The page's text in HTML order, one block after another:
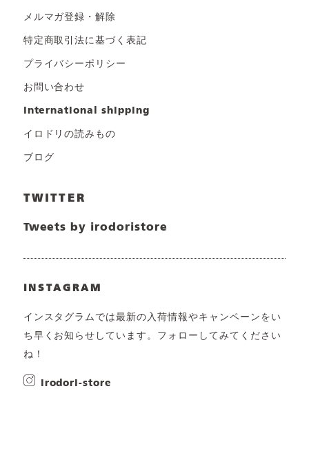
メルマガ登録・解除
特定商取引法に基づく表記
プライバシーポリシー
お問い合わせ
international shipping
イロドリの読みもの
ブログ
TWITTER
Tweets by irodoristore
INSTAGRAM
インスタグラムでは最新の入荷情報やキャンペーンをい
ち早くお知らせしています。フォローしてみてください
ね！
irodori-store